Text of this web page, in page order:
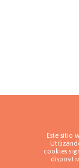
Este sitio
cookies